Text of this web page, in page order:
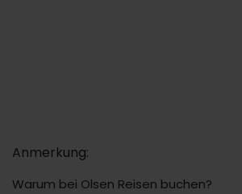
Anmerkung:
Warum bei Olsen Reisen buchen?